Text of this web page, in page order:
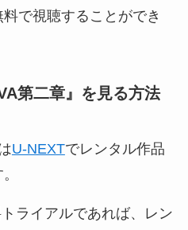
で視聴することができ
第二章』 を見る方法
U-NEXTでレンタル作品
ライアルであれば、レン